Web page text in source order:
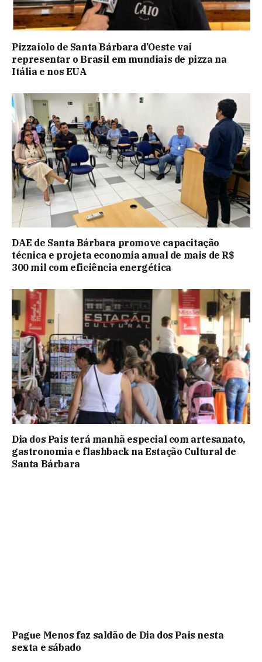
Pizzaiolo de Santa Bárbara d’Oeste vai
representar o Brasil em mundiais de pizza na
Itália e nos EUA
DAE de Santa Bárbara promove capacitação
técnica e projeta economia anual de mais de R$
300 mil com eficiência energética
Dia dos Pais terá manhã especial com artesanato,
gastronomia e flashback na Estação Cultural de
Santa Bárbara
Pague Menos faz saldão de Dia dos Pais nesta
sexta e sábado